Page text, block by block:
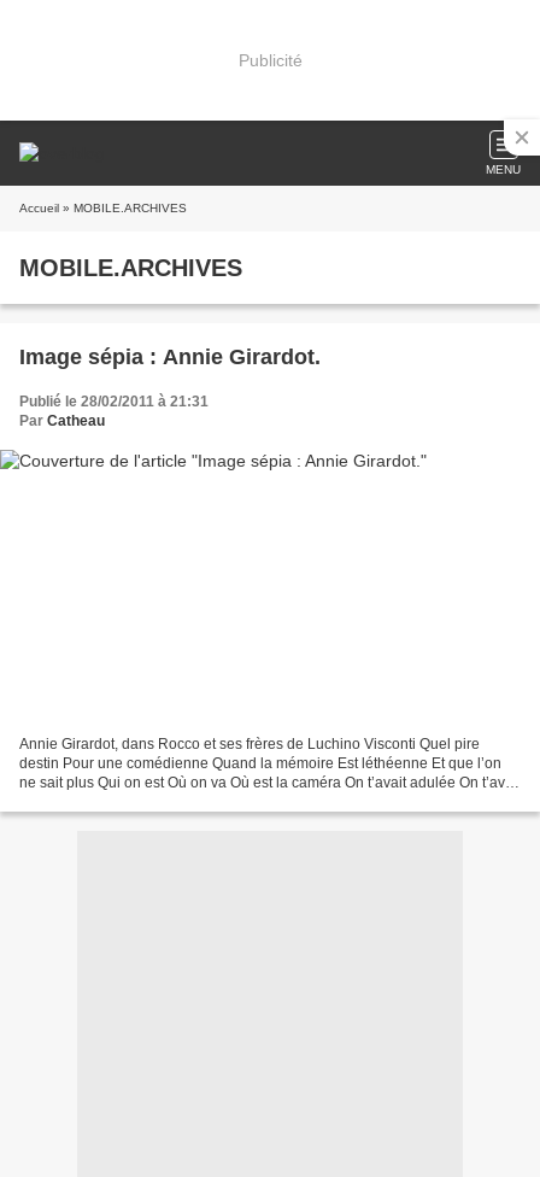
Publicité
MENU
Accueil » MOBILE.ARCHIVES
MOBILE.ARCHIVES
Image sépia : Annie Girardot.
Publié le 28/02/2011 à 21:31
Par Catheau
Annie Girardot, dans Rocco et ses frères de Luchino Visconti Quel pire
destin Pour une comédienne Quand la mémoire Est léthéenne Et que l’on
ne sait plus Qui on est Où on va Où est la caméra On t’avait adulée On t’avait